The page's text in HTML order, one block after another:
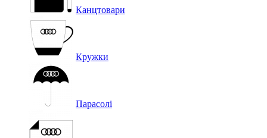
Канцтовари
Кружки
Парасолі